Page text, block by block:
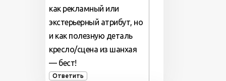
как рекламный или
экстерьерный атрибут, но
и как полезную деталь
кресло/сцена из шанхая
— бест!
Ответить